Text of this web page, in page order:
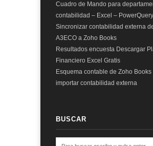
Cuadro de Mando para
contabilidad – Excel – PowerQuery
Sincronizar contabilidad externa
A3ECO a Zoho Books
Resultados encuesta Descargar
Financiero Excel Gratis
Esquema contable de Zoho Books
importar contabilidad externa
BUSCAR